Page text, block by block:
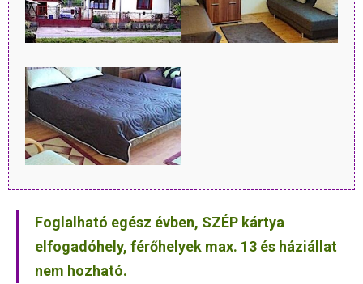
Foglalható egész évben, SZÉP kártya
elfogadóhely, férőhelyek max. 13 és háziállat
nem hozható.